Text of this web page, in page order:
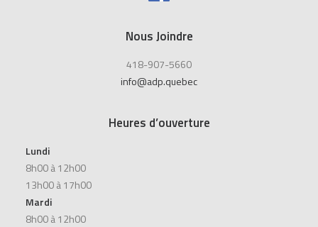
Nous Joindre
418-907-5660
info@adp.quebec
Heures d’ouverture
Lundi
8h00 à 12h00
13h00 à 17h00
Mardi
8h00 à 12h00